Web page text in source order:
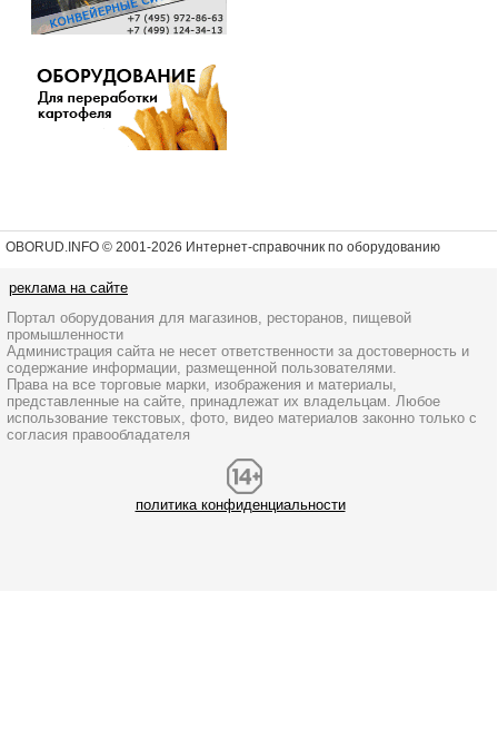
OBORUD.INFO © 2001-2026 Интернет-справочник по оборудованию
реклама на сайте
Портал оборудования для магазинов, ресторанов, пищевой
промышленности
Администрация сайта не несет ответственности за достоверность и
содержание информации, размещенной пользователями.
Права на все торговые марки, изображения и материалы,
представленные на сайте, принадлежат их владельцам. Любое
использование текстовых, фото, видео материалов законно только с
согласия правообладателя
политика конфиденциальности